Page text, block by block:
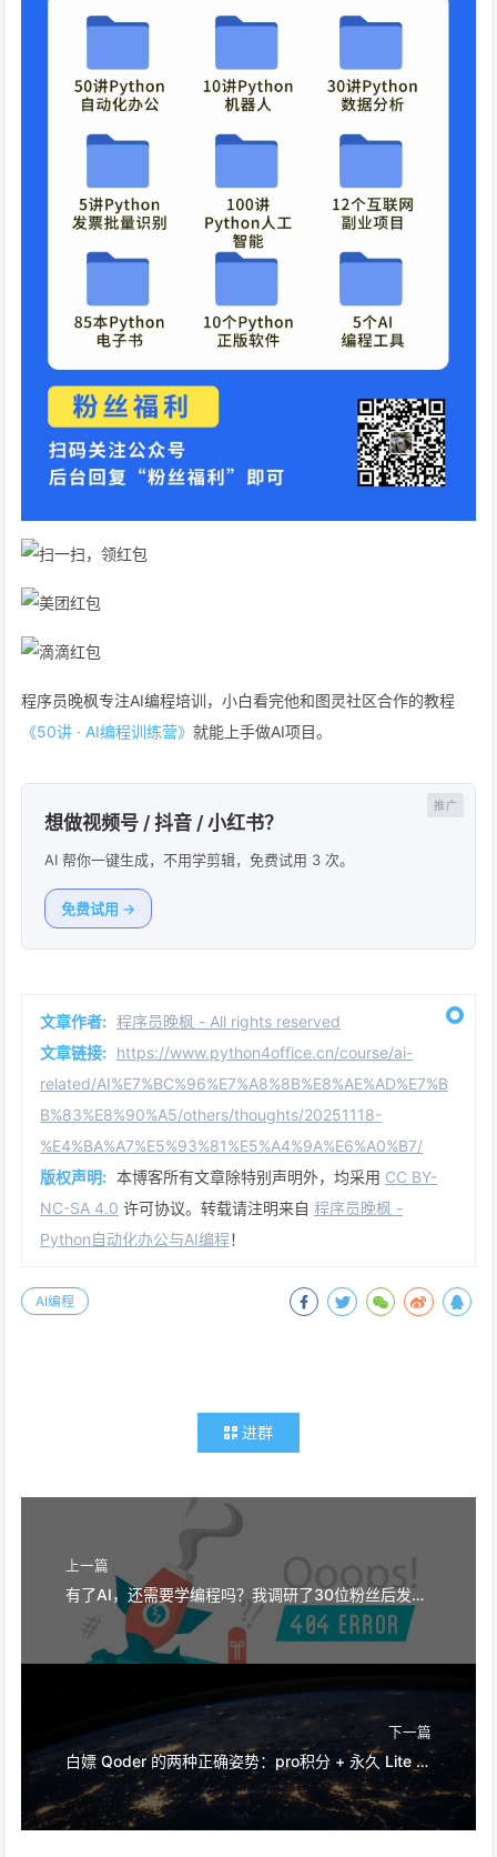
程序员晚枫专注AI编程培训，小白看完他和图灵社区合作的教程
《50讲 · AI编程训练营》 就能上手做AI项目。
想做视频号 / 抖音 / 小红书？
AI 帮你一键生成，不用学剪辑，免费试用 3 次。
免费试用 →
文章作者: 程序员晚枫 - All rights reserved
文章链接: https://www.python4office.cn/course/ai-
related/AI%E7%BC%96%E7%A8%8B%E8%AE%AD%E7%B
B%83%E8%90%A5/others/thoughts/20251118-
%E4%BA%A7%E5%93%81%E5%A4%9A%E6%A0%B7/
版权声明: 本博客所有文章除特别声明外，均采用 CC BY-
NC-SA 4.0 许可协议。转载请注明来自 程序员晚枫 -
Python自动化办公与AI编程！
AI编程
进群
上一篇
有了AI，还需要学编程吗？我调研了30位粉丝后发现...
下一篇
白嫖 Qoder 的两种正确姿势：pro积分 + 永久 Lite 模式全攻略